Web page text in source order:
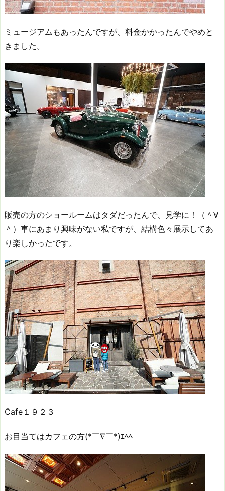
ミュージアムもあったんですが、料金かかったんでやめと
きました。
販売の方のショールームはタダだったんで、見学に！（＾∀
＾）車にあまり興味がない私ですが、結構色々展示してあ
り楽しかったです。
Cafe１９２３
お目当てはカフェの方(*￣∇￣*)ｴﾍﾍ